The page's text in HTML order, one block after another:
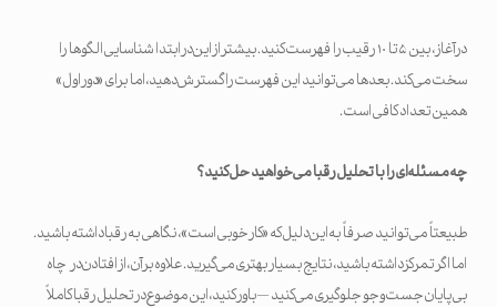
در آغاز، بین ۵ تا ۱۰ رقیب را فهرست کنید. بیشتر از این در ابتدا شناسایی الگوها را
سخت می‌کند. بعدها می‌توانید این فهرست را گسترش دهید، اما برای «دور اول»
همین تعداد کافی است.
چه مسئله‌ای را با تحلیل رقبا می‌خواهید حل کنید؟
طبیعتاً می‌توانید صرفاً به این دلیل که «کار خوبی است»، نگاهی به رقبا داشته باشید.
اما اگر تمرکز داشته باشید، نتایج بسیار بهتری می‌گیرید. علاوه بر آن، از افتادن در چاه
بی‌پایان جست‌وجو جلوگیری می‌کنید — باور کنید، این موضوع در تحلیل رقبا کاملاً